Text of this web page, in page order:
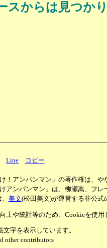
スからは見つか
Line コピー
！アンパンマン」の著作権は、
アンパンマン」は、柳瀬嵩、フレ
美文(松田美文)が運営する非公式
上や統計等のため、Cookieを使
文字を表示しています。
other contributors